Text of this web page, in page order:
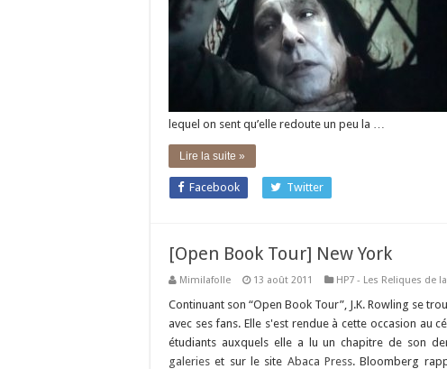
lequel on sent qu’elle redoute un peu la …
Lire la suite »
Facebook Twitter
[Open Book Tour] New York
Mimilafolle 13 août 2011 HP7 - Les Reliques de
Continuant son “Open Book Tour”, J.K. Rowling se
avec ses fans. Elle s'est rendue à cette occasion au
étudiants auxquels elle a lu un chapitre de son
galeries et sur le site Abaca Press. Bloomberg